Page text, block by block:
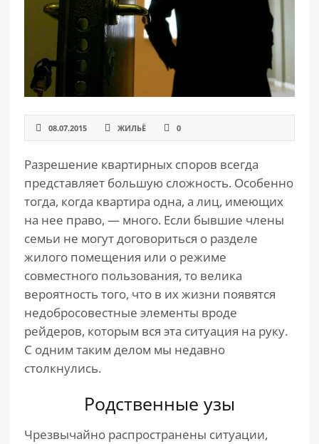
РАЗДЕЛЫ
САЙТА
08.07.2015 ЖИЛЬЁ 0
Разрешение квартирных споров всегда
представляет большую сложность. Особенно
тогда, когда квартира одна, а лиц, имеющих
на нее право, — много. Если бывшие члены
семьи не могут договориться о разделе
жилого помещения или о режиме
совместного пользования, то велика
вероятность того, что в их жизни появятся
недобросовестные элементы вроде
рейдеров, которым вся эта ситуация на руку.
С одним таким делом мы недавно
столкнулись.
Родственные узы
Чрезвычайно распространены ситуации,